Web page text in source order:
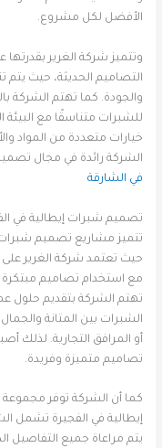
الأفضل لكل مشروع.
وتتميز شركة الغرير
التصاميم الحديثة، حيث يتم
والجودة. كما تهتم الشركة
للشبرات متناسقًا مع البيئة
خيارات متعددة من المواد
الشركة رائدة في مجال
في الشارقة
تصميم شبرات إيطالية في
تتميز مشاريع تصميم شبرات
حيث تعتمد شركة الغرير على
مع استخدام تصاميم
تهتم الشركة بتقديم حلول
الشبرات بين المتانة
أو المرافق التجارية. لذلك
تصاميم متميزة وفريدة.
كما أن الشركة توفر
إيطالية في الفجيرة تشمل
يتم مراعاة جميع التفاصيل